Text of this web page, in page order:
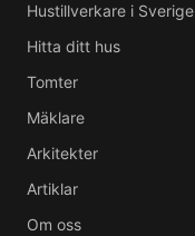
Hustillverkare i Sverige
Hitta ditt hus
Tomter
Mäklare
Arkitekter
Artiklar
Om oss